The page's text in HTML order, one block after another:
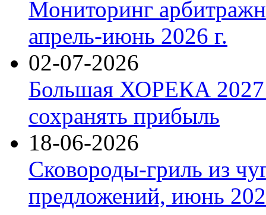
Мониторинг
апрель-июнь 2026 г.
02-07-2026
Большая ХОРЕКА 2027:
сохранять прибыль
18-06-2026
Сковороды-гриль из
предложений, июнь